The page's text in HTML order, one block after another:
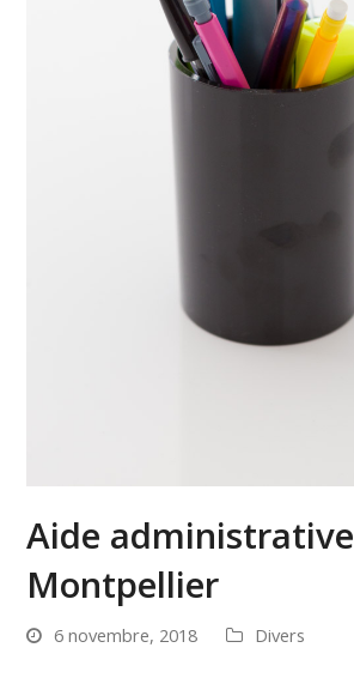
Aide administrative
Montpellier
6 novembre, 2018 Divers